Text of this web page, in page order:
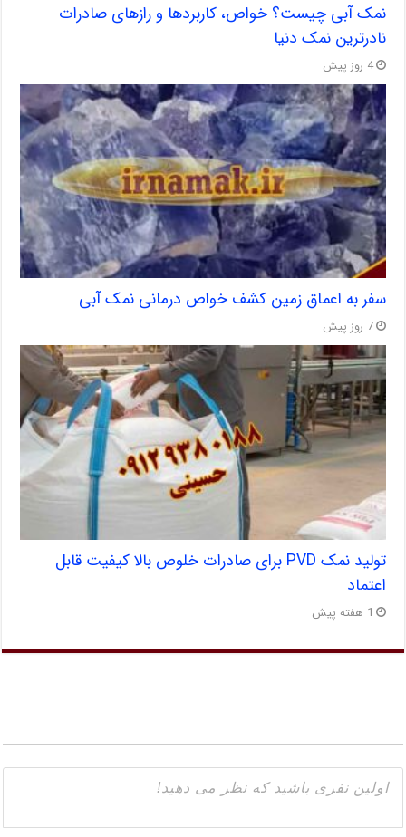
نمک آبی چیست؟ خواص، کاربردها و رازهای صادرات
نادرترین نمک دنیا
4 روز پیش
سفر به اعماق زمین کشف خواص درمانی نمک آبی
7 روز پیش
تولید نمک PVD برای صادرات خلوص بالا کیفیت قابل
اعتماد
1 هفته پیش